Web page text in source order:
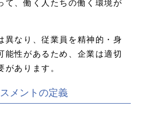
て、働く人たちの働く環境が
異なり、従業員を精神的・身
能性があるため、企業は適切
があります。
メントの定義